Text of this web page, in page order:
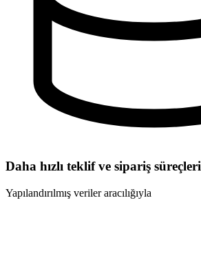
Daha hızlı teklif ve sipariş süreçleri
Yapılandırılmış veriler aracılığıyla